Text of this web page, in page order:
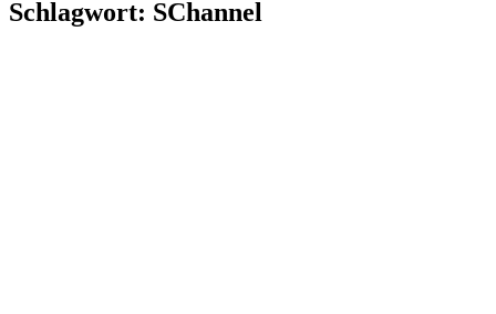
Schlagwort: SChannel